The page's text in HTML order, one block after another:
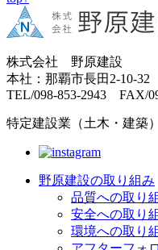
株式会社 野原建設
本社：那覇市長田2-10-32
TEL/098-853-2943 FAX/
特定建設業（土木・建築
野原建設の取り組み
品質への取り
安全への取り
環境への取り